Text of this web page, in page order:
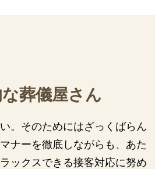
葬儀屋さん
。そのためにはざっくばらん
ナーを徹底しながらも、あた
ックスできる接客対応に努め